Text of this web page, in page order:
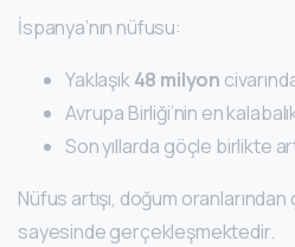
İspanya’nın nüfusu:
Yaklaşık48 milyon
Avrupa Birliği’nin en
Son yıllarda göçle birlikte
Nüfus artışı, doğum oranlarından
sayesinde gerçekleşmektedir.